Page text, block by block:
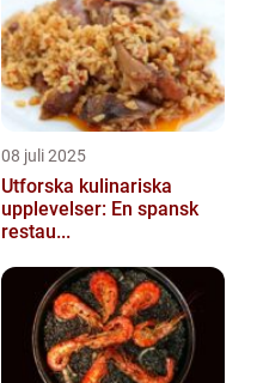
08 juli 2025
Utforska kulinariska
upplevelser: En spansk
restau...